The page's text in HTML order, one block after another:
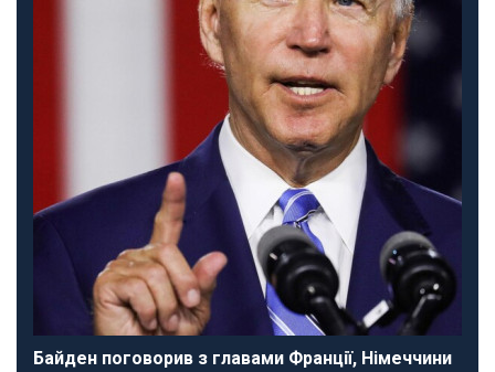
Байден поговорив з главами Франції, Німеччини